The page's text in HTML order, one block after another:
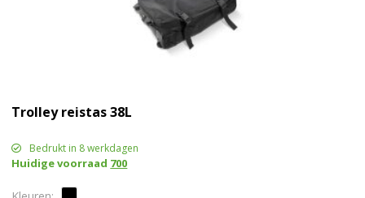
Trolley reistas 38L
Bedrukt in 8 werkdagen
Huidige voorraad 700